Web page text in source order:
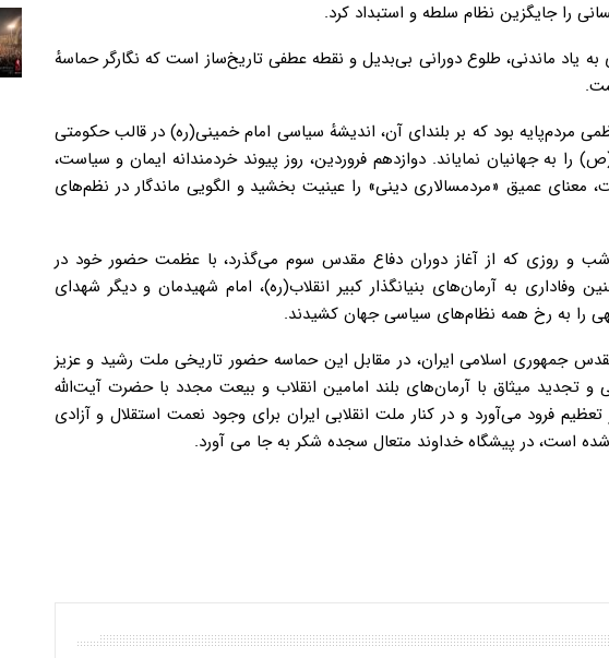
را جایگزین نظام سلطه و استبداد کرد.
روزی به یاد ماندنی، طلوع دورانی بی‌بدیل و نقطه عطفی تاریخ‌ساز است که نگارگر حماسهٔ
مردم‌پایه بود که بر بلندای آن، اندیشهٔ سیاسی امام خمینی(ره) در قالب حکومتی
به جهانیان نمایاند. دوازدهم فروردین، روز پیوند خردمندانه ایمان و سیاست،
عمیق «مردمسالاری دینی» را عینیت بخشید و الگویی ماندگار در نظم‌های
شب و روزی که از آغاز دوران دفاع مقدس سوم می‌گذرد، با عظمت حضور خود در
به آرمان‌های بنیانگذار کبیر انقلاب(ره)، امام شهیدمان و دیگر شهدای
را به رخ همه نظام‌های سیاسی جهان کشیدند.
مقدس جمهوری اسلامی ایران، در مقابل این حماسه حضور تاریخی ملت رشید و عزیز
و تجدید میثاق با آرمان‌های بلند امامین انقلاب و بیعت مجدد با حضرت آیت‌الله
فرود می‌آورد و در کنار ملت انقلابی ایران برای وجود نعمت استقلال و آزادی
است، در پیشگاه خداوند متعال سجده شکر به‌ جا می آورد.